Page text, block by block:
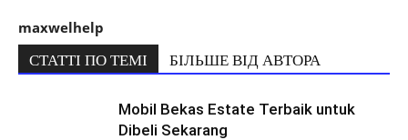
maxwelhelp
СТАТТІ ПО ТЕМІ БІЛЬШЕ ВІД АВТОРА
Mobil Bekas Estate Terbaik untuk
Dibeli Sekarang